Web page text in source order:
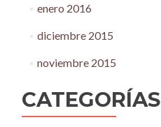
enero 2016
diciembre 2015
noviembre 2015
CATEGORÍAS